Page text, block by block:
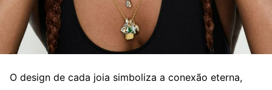
O design de cada joia simboliza a conexão eterna,